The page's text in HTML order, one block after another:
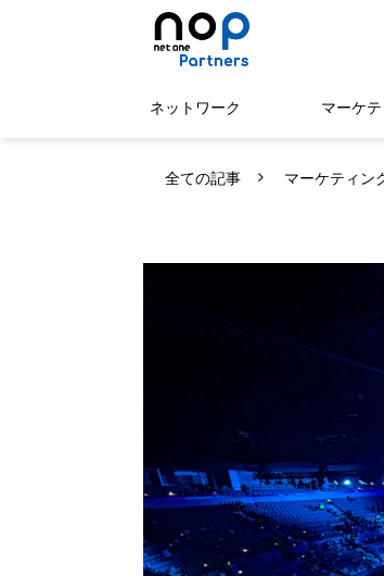
ネットワーク マーケ
全ての記事 マーケティン